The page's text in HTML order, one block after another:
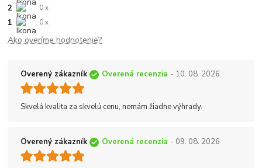
2 0 x
1 0 x
Ako overíme hodnotenie?
Overený zákazník Overená recenzia - 10. 08. 2026
Skvelá kvalita za skvelú cenu, nemám žiadne výhrady.
Overený zákazník Overená recenzia - 09. 08. 2026